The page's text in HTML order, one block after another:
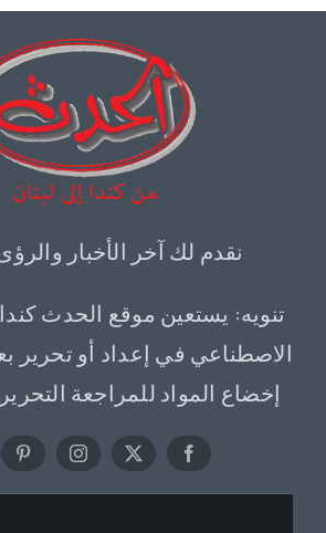
نقدم لك آخر الأخبار
تنويه: يستعين موقع الحدث
الاصطناعي في إعداد أو تحرير
إخضاع المواد للمراجعة